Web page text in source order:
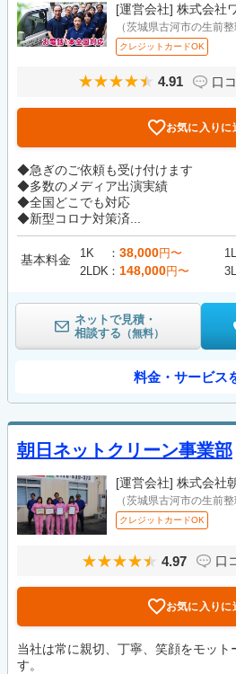
[運営会社] 株式会社
（茨城県古河市の生前整
クレジットカードOK
4.91 口
お気に入りに
◆急ぎのご依頼も受け付けます
◆多数のメディア出演実績
◆全国どこでも対応
◆新型コロナ対策済...
基本料金 1K 38,000円〜
2LDK
148,000円〜
ネットで見積・
相談する （無料）
料金・サービス
朝日ネットクリーン事業部
[運営会社] 株式会社
（茨城県古河市の生前整
クレジットカードOK
4.97 口
お気に入りに
当社は常に親切、丁寧、笑顔をモット
す。